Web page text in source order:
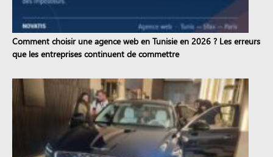
Comment choisir une agence web en Tunisie en 2026 ? Les erreurs
que les entreprises continuent de commettre